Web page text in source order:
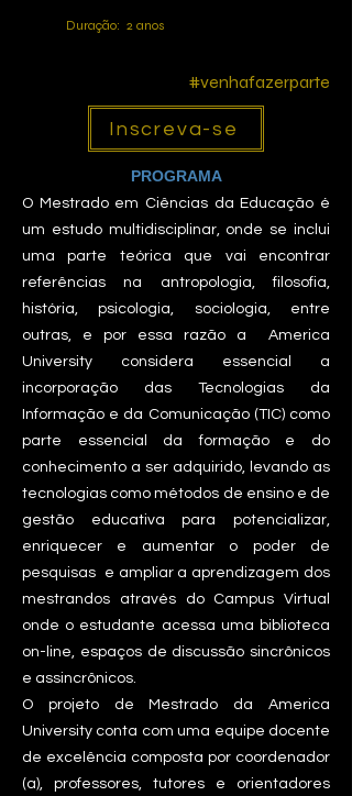
PROGRAMA
O Mestrado em Ciências da Educação é
um estudo multidisciplinar, onde se inclui
uma parte teórica que vai encontrar
referências na antropologia, filosofia,
história, psicologia, sociologia, entre
outras, e por essa razão a America
University considera essencial a
incorporação das Tecnologias da
Informação e da Comunicação (TIC) como
parte essencial da formação e do
conhecimento a ser adquirido, levando as
tecnologias como métodos de ensino e de
gestão educativa para potencializar,
enriquecer e aumentar o poder de
pesquisas e ampliar a aprendizagem dos
mestrandos através do Campus Virtual
onde o estudante acessa uma biblioteca
on-line, espaços de discussão sincrônicos
e assincrônicos.
O projeto de Mestrado da America
University conta com uma equipe docente
de excelência composta por coordenador
(a), professores, tutores e orientadores
Duração: 2 anos
#venhafazerparte
Inscreva-se